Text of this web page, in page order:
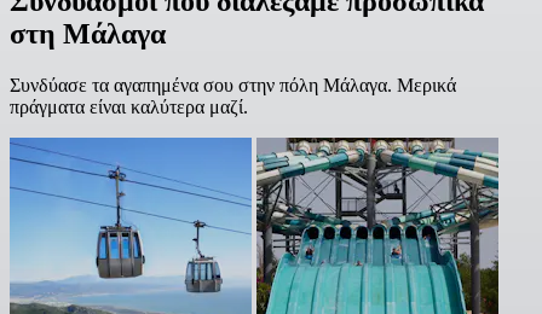
στη Μάλαγα
Συνδύασε τα αγαπημένα σου στην πόλη Μάλαγα. Μερικά
πράγματα είναι καλύτερα μαζί.